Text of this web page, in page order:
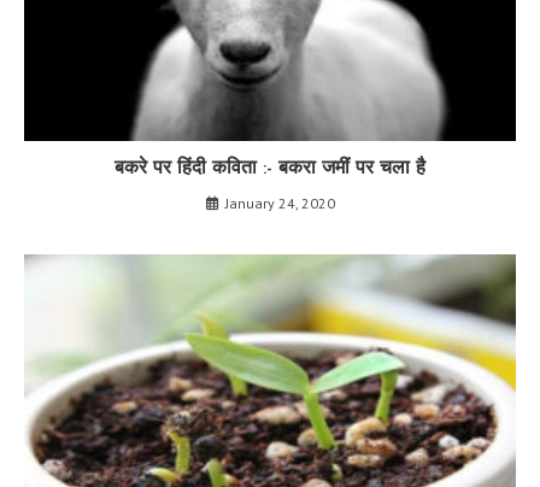
बकरे पर हिंदी कविता :- बकरा जमीं पर चला है
January 24, 2020